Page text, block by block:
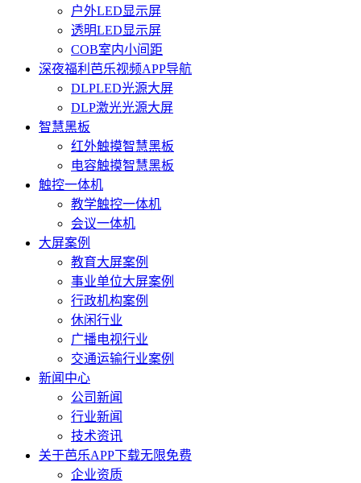
户外LED显示屏
透明LED显示屏
COB室内小间距
深夜福利芭乐视频APP导航
DLPLED光源大屏
DLP激光光源大屏
智慧黑板
红外触摸智慧黑板
电容触摸智慧黑板
触控一体机
教学触控一体机
会议一体机
大屏案例
教育大屏案例
事业单位大屏案例
行政机构案例
休闲行业
广播电视行业
交通运输行业案例
新闻中心
公司新闻
行业新闻
技术资讯
关于芭乐APP下载无限免费
企业资质